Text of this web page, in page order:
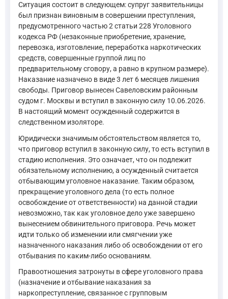
Ситуация состоит в следующем: супруг заявительницы
был признан виновным в совершении преступления,
предусмотренного частью 2 статьи 228 Уголовного
кодекса РФ (незаконные приобретение, хранение,
перевозка, изготовление, переработка наркотических
средств, совершенные группой лиц по
предварительному сговору, а равно в крупном размере).
Наказание назначено в виде 3 лет 6 месяцев лишения
свободы. Приговор вынесен Савеловским районным
судом г. Москвы и вступил в законную силу 10.06.2026.
В настоящий момент осужденный содержится в
следственном изоляторе.
Юридически значимым обстоятельством является то,
что приговор вступил в законную силу, то есть вступил в
стадию исполнения. Это означает, что он подлежит
обязательному исполнению, а осужденный считается
отбывающим уголовное наказание. Таким образом,
прекращение уголовного дела (то есть полное
освобождение от ответственности) на данной стадии
невозможно, так как уголовное дело уже завершено
вынесением обвинительного приговора. Речь может
идти только об изменении или смягчении уже
назначенного наказания либо об освобождении от его
отбывания по каким-либо основаниям.
Правоотношения затронуты в сфере уголовного права
(назначение и отбывание наказания за
наркопреступление, связанное с групповым